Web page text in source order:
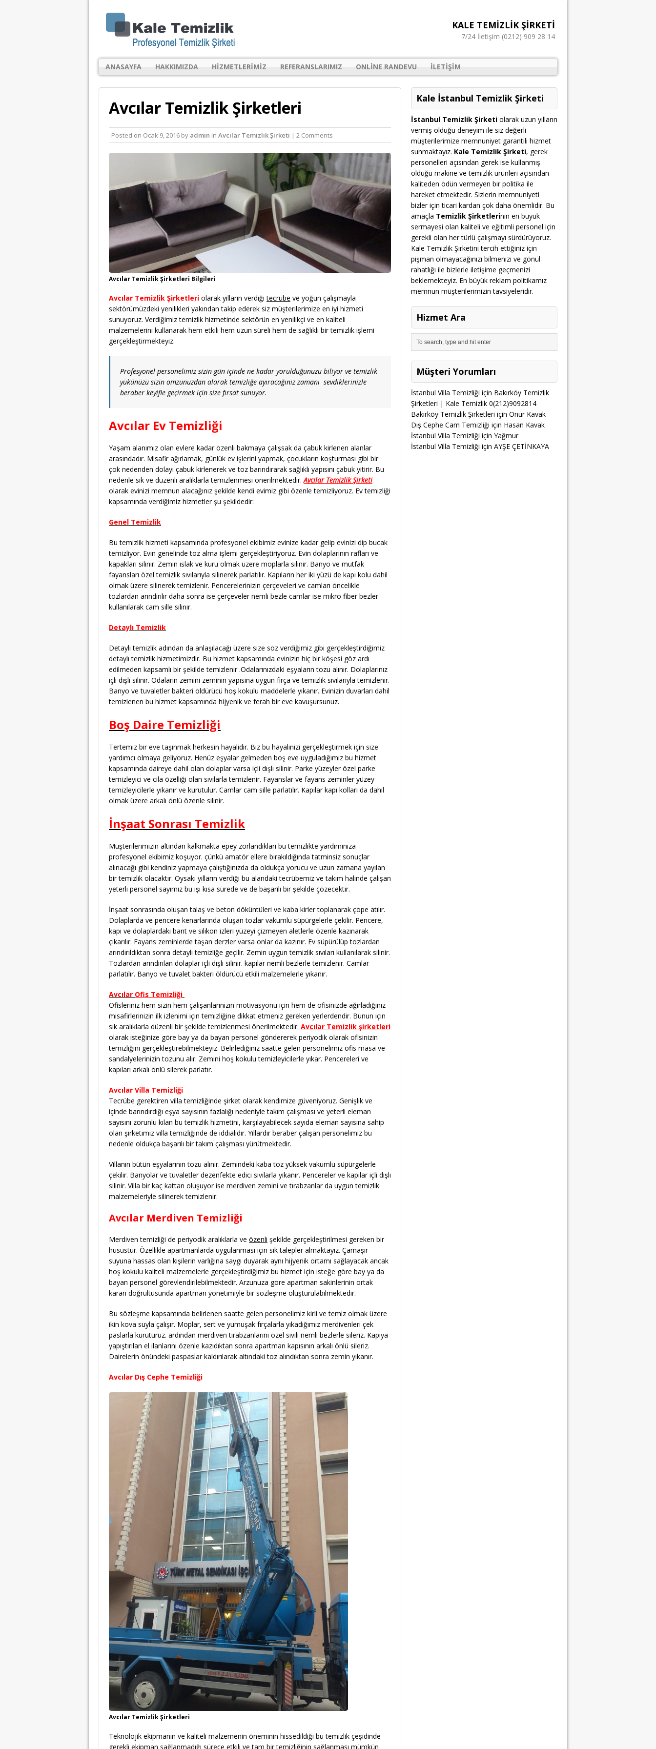
KALE TEMIZLIK ŞIRKETI
7/24 İletişim (0212) 909 28 14
ANASAYFA HAKKIMIZDA HIZMETLERIMIZ REFERANSLARIMIZ ONLINE RANDEVU ILETIŞIM
Avcılar Temizlik Şirketleri
Posted on Ocak 9, 2016 by admin in Avcılar Temizlik Şirketi | 2 Comments
Avcılar Temizlik Şirketleri Bilgileri
Avcılar Temizlik Şirketleri olarak yılların verdiğitecrübe ve yoğun çalışmayla
sektörümüzdeki yenilikleri yakından takip ederek siz müşterilerimize en iyi hizmeti
sunuyoruz. Verdiğimiz temizlik hizmetinde sektörün en yenilikçi ve en kaliteli
malzemelerini kullanarak hem etkili hem uzun süreli hem de sağlıklı bir temizlik işlemi
gerçekleştirmekteyiz.
Profesyonel personelimiz sizin gün içinde ne kadar yorulduğunuzu biliyor ve temizlik
yükünüzü sizin omzunuzdan alarak temizliğe ayıracağınız zamanı sevdiklerinizle
beraber keyifle geçirmek için size fırsat sunuyor.
Avcılar Ev Temizliği
Yaşam alanımız olan evlere kadar özenli bakmaya çalışsak da çabuk kirlenen alanlar
arasındadır. Misafir ağırlamak, günlük ev işlerini yapmak, çocukların koşturması gibi bir
çok nedenden dolayı çabuk kirlenerek ve toz barındırarak sağlıklı yapısını çabuk yitirir. Bu
nedenle sık ve düzenli aralıklarla temizlenmesi önerilmektedir.Avcılar Temizlik Şirketi
olarak evinizi memnun alacağınız şekilde kendi evimiz gibi özenle temizliyoruz. Ev temizliği
kapsamında verdiğimiz hizmetler şu şekildedir:
Genel Temizlik
Bu temizlik hizmeti kapsamında profesyonel ekibimiz evinize kadar gelip evinizi dip bucak
temizliyor. Evin genelinde toz alma işlemi gerçekleştiriyoruz. Evin dolaplarının rafları ve
kapakları silinir. Zemin ıslak ve kuru olmak üzere moplarla silinir. Banyo ve mutfak
fayansları özel temizlik sıvılarıyla silinerek parlatılır. Kapıların her iki yüzü de kapı kolu dahil
olmak üzere silinerek temizlenir. Pencerelerinizin çerçeveleri ve camları öncelikle
tozlardan arındırılır daha sonra ise çerçeveler nemli bezle camlar ise mikro fiber bezler
kullanılarak cam sille silinir.
Detaylı Temizlik
Detaylı temizlik adından da anlaşılacağı üzere size söz verdiğimiz gibi gerçekleştirdiğimiz
detaylı temizlik hizmetimizdir. Bu hizmet kapsamında evinizin hiç bir köşesi göz ardı
edilmeden kapsamlı bir şekilde temizlenir .Odalarınızdaki eşyaların tozu alınır. Dolaplarınız
içli dışlı silinir. Odaların zemini zeminin yapısına uygun fırça ve temizlik sıvılarıyla temizlenir.
Banyo ve tuvaletler bakteri öldürücü hoş kokulu maddelerle yıkanır. Evinizin duvarları dahil
temizlenen bu hizmet kapsamında hijyenik ve ferah bir eve kavuşursunuz.
Boş Daire Temizliği
Tertemiz bir eve taşınmak herkesin hayalidir. Biz bu hayalinizi gerçekleştirmek için size
yardımcı olmaya geliyoruz. Henüz eşyalar gelmeden boş eve uyguladığımız bu hizmet
kapsamında daireye dahil olan dolaplar varsa içli dışlı silinir. Parke yüzeyler özel parke
temizleyici ve cila özelliği olan sıvılarla temizlenir. Fayanslar ve fayans zeminler yüzey
temizleyicilerle yıkanır ve kurutulur. Camlar cam sille parlatılır. Kapılar kapı kolları da dahil
olmak üzere arkalı önlü özenle silinir.
İnşaat Sonrası Temizlik
Müşterilerimizin altından kalkmakta epey zorlandıkları bu temizlikte yardımınıza
profesyonel ekibimiz koşuyor. çünkü amatör ellere bırakıldığında tatminsiz sonuçlar
alınacağı gibi kendiniz yapmaya çalıştığınızda da oldukça yorucu ve uzun zamana yayılan
bir temizlik olacaktır. Oysaki yılların verdiği bu alandaki tecrübemiz ve takım halinde çalışan
yeterli personel sayımız bu işi kısa sürede ve de başarılı bir şekilde çözecektir.
İnşaat sonrasında oluşan talaş ve beton döküntüleri ve kaba kirler toplanarak çöpe atılır.
Dolaplarda ve pencere kenarlarında oluşan tozlar vakumlu süpürgelerle çekilir. Pencere,
kapı ve dolaplardaki bant ve silikon izleri yüzeyi çizmeyen aletlerle özenle kazınarak
çıkarılır. Fayans zeminlerde taşan derzler varsa onlar da kazınır. Ev süpürülüp tozlardan
arındırıldıktan sonra detaylı temizliğe geçilir. Zemin uygun temizlik sıvıları kullanılarak silinir.
Tozlardan arındırılan dolaplar içli dışlı silinir. kapılar nemli bezlerle temizlenir. Camlar
parlatılır. Banyo ve tuvalet bakteri öldürücü etkili malzemelerle yıkanır.
Avcılar Ofis Temizliği
Ofisleriniz hem sizin hem çalışanlarınızın motivasyonu için hem de ofisinizde ağırladığınız
misafirlerinizin ilk izlenimi için temizliğine dikkat etmeniz gereken yerlerdendir. Bunun için
sık aralıklarla düzenli bir şekilde temizlenmesi önerilmektedir. Avcılar Temizlik şirketleri
olarak isteğinize göre bay ya da bayan personel göndererek periyodik olarak ofisinizin
temizliğini gerçekleştirebilmekteyiz. Belirlediğiniz saatte gelen personelimiz ofis masa ve
sandalyelerinizin tozunu alır. Zemini hoş kokulu temizleyicilerle yıkar. Pencereleri ve
kapıları arkalı önlü silerek parlatır.
Avcılar Villa Temizliği
Tecrübe gerektiren villa temizliğinde şirket olarak kendimize güveniyoruz. Genişlik ve
içinde barındırdığı eşya sayısının fazlalığı nedeniyle takım çalışması ve yeterli eleman
sayısını zorunlu kılan bu temizlik hizmetini, karşılayabilecek sayıda eleman sayısına sahip
olan şirketimiz villa temizliğinde de iddialıdır. Yıllardır beraber çalışan personelimiz bu
nedenle oldukça başarılı bir takım çalışması yürütmektedir.
Villanın bütün eşyalarının tozu alınır. Zemindeki kaba toz yüksek vakumlu süpürgelerle
çekilir. Banyolar ve tuvaletler dezenfekte edici sıvılarla yıkanır. Pencereler ve kapılar içli dışlı
silinir. Villa bir kaç kattan oluşuyor ise merdiven zemini ve tırabzanlar da uygun temizlik
malzemeleriyle silinerek temizlenir.
Avcılar Merdiven Temizliği
Merdiven temizliği de periyodik aralıklarla ve özenli şekilde gerçekleştirilmesi gereken bir
husustur. Özellikle apartmanlarda uygulanması için sık talepler almaktayız. Çamaşır
suyuna hassas olan kişilerin varlığına saygı duyarak aynı hijyenik ortamı sağlayacak ancak
hoş kokulu kaliteli malzemelerle gerçekleştirdiğimiz bu hizmet için isteğe göre bay ya da
bayan personel görevlendirilebilmektedir. Arzunuza göre apartman sakinlerinin ortak
kararı doğrultusunda apartman yönetimiyle bir sözleşme oluşturulabilmektedir.
Bu sözleşme kapsamında belirlenen saatte gelen personelimiz kirli ve temiz olmak üzere
ikin kova suyla çalışır. Moplar, sert ve yumuşak fırçalarla yıkadığımız merdivenleri çek
paslarla kuruturuz. ardından merdiven tırabzanlarını özel sıvılı nemli bezlerle sileriz. Kapıya
yapıştırılan el ilanlarını özenle kazıdıktan sonra apartman kapısının arkalı önlü sileriz.
Dairelerin önündeki paspaslar kaldırılarak altındaki toz alındıktan sonra zemin yıkanır.
Avcılar Dış Cephe Temizliği
Avcılar Temizlik Şirketleri
Teknolojik ekipmanın ve kaliteli malzemenin öneminin hissedildiği bu temizlik çeşidinde
gerekli ekipman sağlanmadığı sürece etkili ve tam bir temizliğinin sağlanması mümkün
Kale İstanbul Temizlik Şirketi
İstanbul Temizlik Şirketi olarak uzun yılların
vermiş olduğu deneyim ile siz değerli
müşterilerimize memnuniyet garantili hizmet
sunmaktayız. Kale Temizlik Şirketi, gerek
personelleri açısından gerek ise kullanmış
olduğu makine ve temizlik ürünleri açısından
kaliteden ödün vermeyen bir politika ile
hareket etmektedir. Sizlerin memnuniyeti
bizler için ticari kardan çok daha önemlidir. Bu
amaçla Temizlik Şirketlerinin en büyük
sermayesi olan kaliteli ve eğitimli personel için
gerekli olan her türlü çalışmayı sürdürüyoruz.
Kale Temizlik Şirketini tercih ettiğiniz için
pişman olmayacağınızı bilmenizi ve gönül
rahatlığı ile bizlerle iletişime geçmenizi
beklemekteyiz. En büyük reklam politikamız
memnun müşterilerimizin tavsiyeleridir.
Hizmet Ara
Müşteri Yorumları
İstanbul Villa Temizliği için Bakırköy Temizlik
Şirketleri | Kale Temizlik 0(212)9092814
Bakırköy Temizlik Şirketleri için Onur Kavak
Dış Cephe Cam Temizliği için Hasan Kavak
İstanbul Villa Temizliği için Yağmur
İstanbul Villa Temizliği için AYŞE ÇETİNKAYA